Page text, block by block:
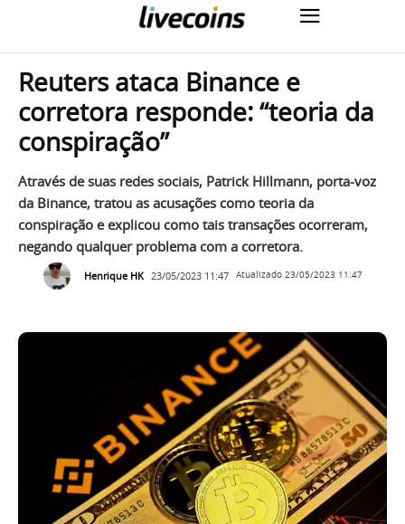
Reuters ataca Binance e
corretora responde: “teoria da
conspiração”
Através de suas redes sociais, Patrick Hillmann, porta-voz
da Binance, tratou as acusações como teoria da
conspiração e explicou como tais transações ocorreram,
negando qualquer problema com a corretora.
Henrique HK 23/05/2023 11:47 Atualizado 23/05/2023 11:47